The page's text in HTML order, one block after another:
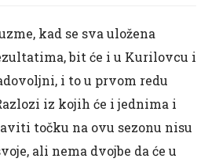
kad se sva uložena
bit će i u Kurilovcu i
i to u prvom redu
iz kojih će i jednima i
točku na ovu sezonu nisu
ali nema dvojbe da će u